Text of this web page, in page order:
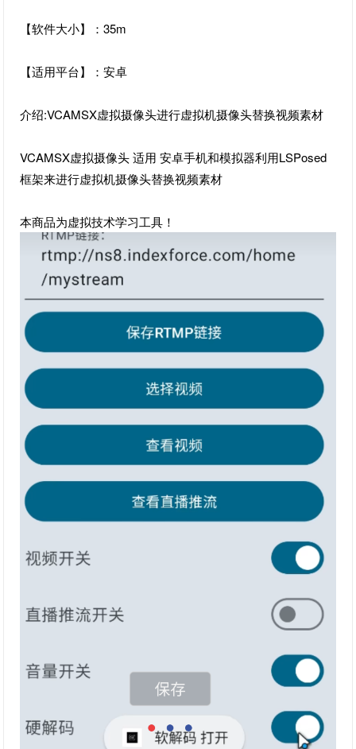
【软件大小】：35m
【适用平台】：安卓
介绍:VCAMSX虚拟摄像头进行虚拟机摄像头替换视频素材
VCAMSX虚拟摄像头 适用 安卓手机和模拟器利用LSPosed
框架来进行虚拟机摄像头替换视频素材
本商品为虚拟技术学习工具！